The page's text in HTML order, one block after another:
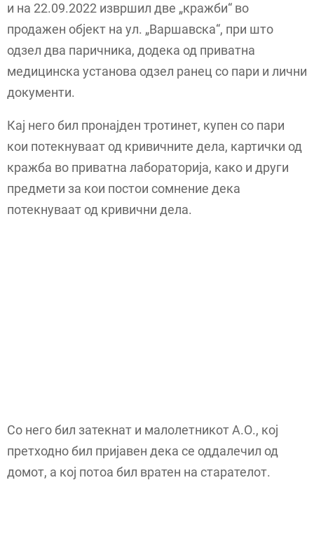
и на 22.09.2022 извршил две „кражби“ во
продажен објект на ул. „Варшавска“, при што
одзел два паричника, додека од приватна
медицинска установа одзел ранец со пари и лични
документи.
Кај него бил пронајден тротинет, купен со пари
кои потекнуваат од кривичните дела, картички од
кражба во приватна лабораторија, како и други
предмети за кои постои сомнение дека
потекнуваат од кривични дела.
Со него бил затекнат и малолетникот А.О., кој
претходно бил пријавен дека се оддалечил од
домот, а кој потоа бил вратен на старателот.